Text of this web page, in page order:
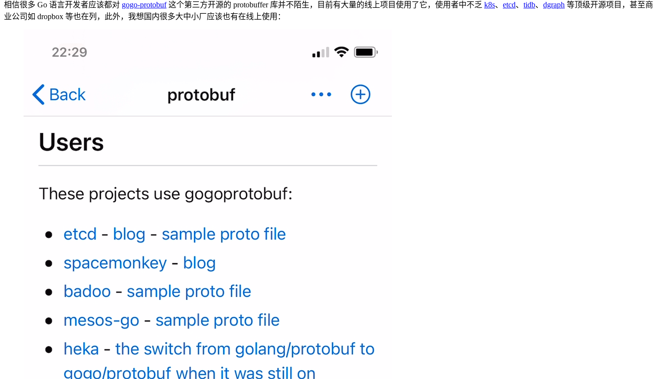
相信很多 Go 语言开发者应该都对 gogo-protobuf这个第三方开源的 protobuffer 库并不陌生，目前有大量的线上项目使用了它，使用者中不乏 k8s、 etcd、 tidb、 dgraph 等顶级开源项目，甚至商
业公司如 dropbox 等也在列，此外，我想国内很多大中小厂应该也有在线上使用：